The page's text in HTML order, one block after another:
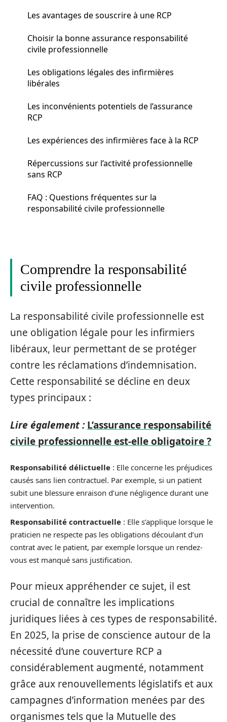
Les avantages de souscrire à une RCP
Choisir la bonne assurance responsabilité
civile professionnelle
Les obligations légales des infirmières
libérales
Les inconvénients potentiels de l’assurance
RCP
Les expériences des infirmières face à la RCP
Répercussions sur l’activité professionnelle
sans RCP
FAQ : Questions fréquentes sur la
responsabilité civile professionnelle
Comprendre la responsabilité
civile professionnelle
La responsabilité civile professionnelle est
une obligation légale pour les infirmiers
libéraux, leur permettant de se protéger
contre les réclamations d’indemnisation.
Cette responsabilité se décline en deux
types principaux :
Lire également : L’assurance responsabilité
civile professionnelle est-elle obligatoire ?
Responsabilité délictuelle : Elle concerne les préjudices
causés sans lien contractuel. Par exemple, si un patient
subit une blessure enraison d’une négligence durant une
intervention.
Responsabilité contractuelle : Elle s’applique lorsque le
praticien ne respecte pas les obligations découlant d’un
contrat avec le patient, par exemple lorsque un rendez-
vous est manqué sans justification.
Pour mieux appréhender ce sujet, il est
crucial de connaître les implications
juridiques liées à ces types de responsabilité.
En 2025, la prise de conscience autour de la
nécessité d’une couverture RCP a
considérablement augmenté, notamment
grâce aux renouvellements législatifs et aux
campagnes d’information menées par des
organismes tels que la Mutuelle des